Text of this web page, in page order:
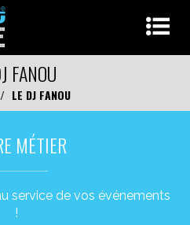
FANOU
LE DJ FANOU
MÉTIER
service de vos événements
!